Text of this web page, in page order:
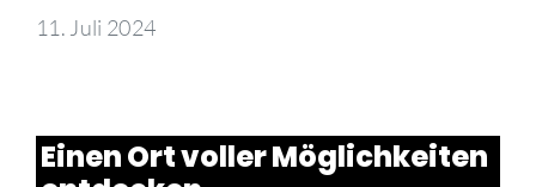
11. Juli 2024
Einen Ort voller Möglichkeiten